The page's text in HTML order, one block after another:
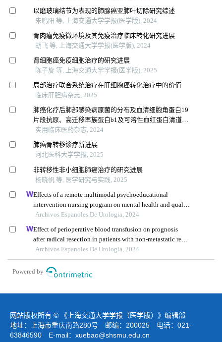
以磨玻璃结节为表现的肺腺癌亚肺叶切除研究综述
朱鸣阳 等, 上海交通大学学报(医学版), 2024
骨肉瘤免疫微环境及其免疫治疗临床转化研究进展
胡飞 等, 上海交通大学学报(医学版), 2024
肾细胞癌免疫细胞治疗的研究进展
陈子旋 等, 上海交通大学学报(医学版), 2025
局部治疗联合系统治疗在肝细胞癌转化治疗中的价值
临床肝胆病杂志, 2025
肺癌化疗后肺部感染病原菌的分布及血清细胞角蛋白19
片段抗原、高迁移率族蛋白b1及可溶性血红蛋白清道夫
受体的诊断价值
实用临床医药杂志, 2024
肺癌骨转移诊疗新进展
河北医科大学学报, 2025
非转移性非小细胞肺癌治疗的研究进展
杨晓帆 等, 医学研究与实践, 2025
Effects of a remote multimodal psychoeducational
intervention nursing program on mental health and quality
of life of renal cell carcinoma survivors: a retrospective
Archivos Espanoles De Urologia, 2024
Effect of perioperative blood transfusion on prognosis
after radical resection in patients with non-metastatic renal
cell carcinoma: a retrospective analysis
Archivos Espanoles De Urologia, 2024
Powered by
网站版权所有 © 《上海交通大学学报（医学版）》编辑部
地址：上海市重庆南路280号 邮编：200025 电话：021-
63846590 E-mail： xuebao@shsmu.edu.cn